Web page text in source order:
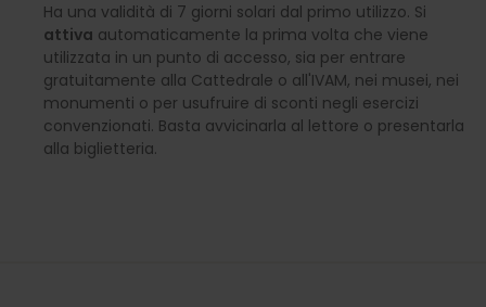
Ha una validità di 7 giorni solari dal primo utilizzo. Si
attiva automaticamente la prima volta che viene
utilizzata in un punto di accesso, sia per entrare
gratuitamente alla Cattedrale o all'IVAM, nei musei, nei
monumenti o per usufruire di sconti negli esercizi
convenzionati. Basta avvicinarla al lettore o presentarla
alla biglietteria.